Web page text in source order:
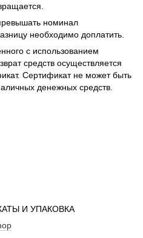
номинал
необходимо доплатить.
с использованием
средств осуществляется
Сертификат не может быть
денежных средств.
И УПАКОВКА